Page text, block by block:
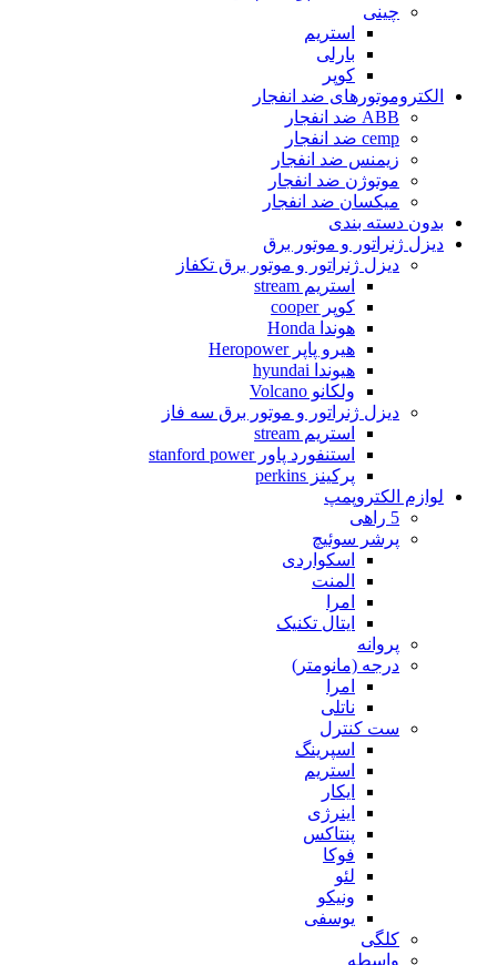
چینی
استریم
بارلی
کوپر
الکتروموتورهای ضد انفجار
ABB ضد انفجار
cemp ضد انفجار
زیمنس ضد انفجار
موتوژن ضد انفجار
میکسان ضد انفجار
بدون دسته بندی
دیزل ژنراتور و موتور برق
دیزل ژنراتور و موتور برق تکفاز
استریم stream
کوپر cooper
هوندا Honda
هیرو پاپر Heropower
هیوندا hyundai
ولکانو Volcano
دیزل ژنراتور و موتور برق سه فاز
استریم stream
استنفورد پاور stanford power
پرکینز perkins
لوازم الکتروپمپ
5 راهی
پرشر سوئیچ
اسکواردی
المنت
امرا
ایتال تکنیک
پروانه
درجه (مانومتر)
امرا
ناتلی
ست کنترل
اسپرینگ
استریم
ایکار
اینرژی
پنتاکس
فوکا
لئو
ونیکو
یوسفی
کلگی
واسطه